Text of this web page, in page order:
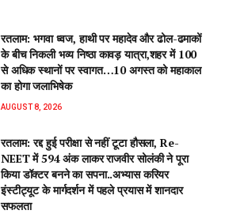
रतलाम: भगवा ध्वज, हाथी पर महादेव और ढोल-ढमाकों
के बीच निकली भव्य निष्ठा कावड़ यात्रा,शहर में 100
से अधिक स्थानों पर स्वागत…10 अगस्त को महाकाल
का होगा जलाभिषेक
AUGUST 8, 2026
रतलाम: रद्द हुई परीक्षा से नहीं टूटा हौसला, Re-
NEET में 594 अंक लाकर राजवीर सोलंकी ने पूरा
किया डॉक्टर बनने का सपना..अभ्यास करियर
इंस्टीट्यूट के मार्गदर्शन में पहले प्रयास में शानदार
सफलता